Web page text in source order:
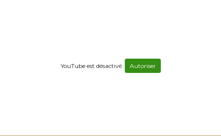
YouTube est désactivé. Autoriser